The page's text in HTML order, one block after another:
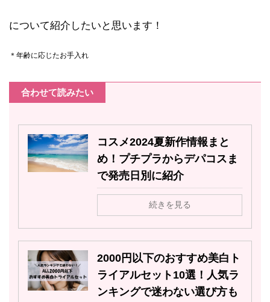
について紹介したいと思います！
＊年齢に応じたお手入れ
合わせて読みたい
コスメ2024夏新作情報まと
め！プチプラからデパコスま
で発売日別に紹介
続きを見る
2000円以下のおすすめ美白ト
ライアルセット10選！人気ラ
ンキングで迷わない選び方も